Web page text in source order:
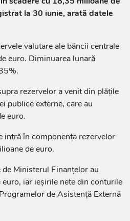
la 30 iunie, arată datele
valutare ale băncii centrale
euro. Diminuarea lunară
rezervelor a venit din plățile
publice externe, care au
euro.
intră în componența rezervelor
de euro.
Ministerul Finanțelor au
iar ieșirile nete din conturile
de Asistență Externă